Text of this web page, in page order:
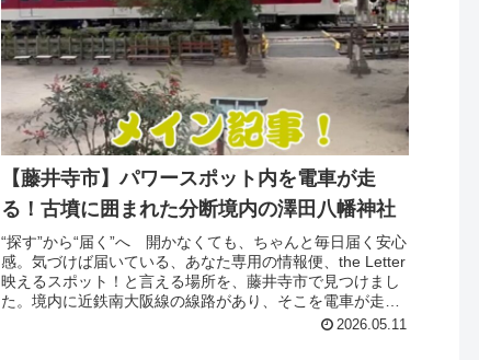
【藤井寺市】パワースポット内を電車が走
る！古墳に囲まれた分断境内の澤田八幡神社
“探す”から“届く”へ 開かなくても、ちゃんと毎日届く安心
感。気づけば届いている、あなた専用の情報便、the Letter
映えるスポット！と言える場所を、藤井寺市で見つけまし
た。境内に近鉄南大阪線の線路があり、そこを電車が走っ
2026.05.11